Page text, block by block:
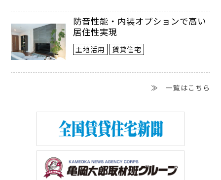
「織田」という名字の人もいます。ほかに
も、「谷口平野（たにぐちひらの） 」や
「鍛冶矢口（かじやぐち）」「坂井野沢
（さかのざわ）」「小田多井（おだた
い）」など、二つの名字を合わせたような
名字が存在しています。
兵庫県には「蟻通（ありどおし）」とい
う名字があります。名字の由来は、大阪府
防音性能・内装オプションで高い
居住性実現
土地活用 賃貸住宅
≫ 一覧はこちら